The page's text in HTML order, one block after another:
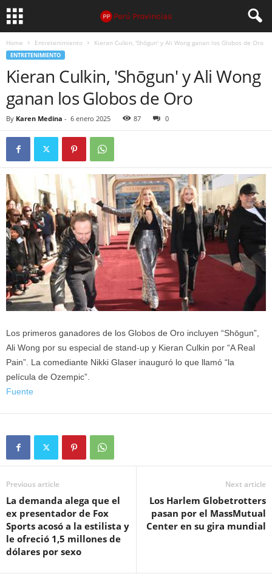
Home Entretenimiento Kieran Culkin, 'Shōgun' y Ali Wong ganan los Globos de Oro
ENTRETENIMIENTO
Kieran Culkin, 'Shōgun' y Ali Wong
ganan los Globos de Oro
By Karen Medina - 6 enero 2025 87 0
Los primeros ganadores de los Globos de Oro incluyen “Shōgun”,
Ali Wong por su especial de stand-up y Kieran Culkin por “A Real
Pain”. La comediante Nikki Glaser inauguró lo que llamó “la
película de Ozempic”.
Fuente
Previous article
La demanda alega que el
ex presentador de Fox
Sports acosó a la estilista y
le ofreció 1,5 millones de
dólares por sexo
Next article
Los Harlem Globetrotters
pasan por el MassMutual
Center en su gira mundial